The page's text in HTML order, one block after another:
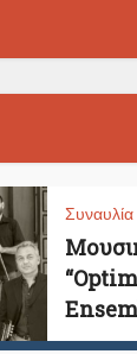
Συναυλία